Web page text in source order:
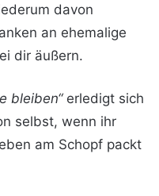
davon
an ehemalige
dir äußern.
bleiben“erledigt sich
selbst, wenn ihr
am Schopf packt